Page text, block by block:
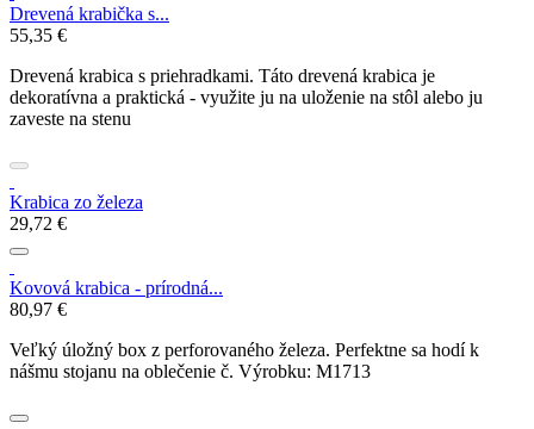
Drevená krabička s...
55,35 €
Drevená krabica s priehradkami. Táto drevená krabica je
dekoratívna a praktická - využite ju na uloženie na stôl alebo ju
zaveste na stenu
Krabica zo železa
29,72 €
Kovová krabica - prírodná...
80,97 €
Veľký úložný box z perforovaného železa. Perfektne sa hodí k
nášmu stojanu na oblečenie č. Výrobku: M1713